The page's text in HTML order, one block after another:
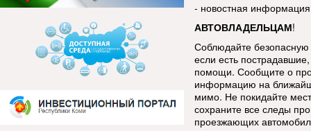
- новостная
АВТОВЛАДЕЛЬЦАМ!
Соблюдайте
если есть
помощи. Сообщите о
информацию на
мимо. Не покидайте
сохраните все следы
проезжающих